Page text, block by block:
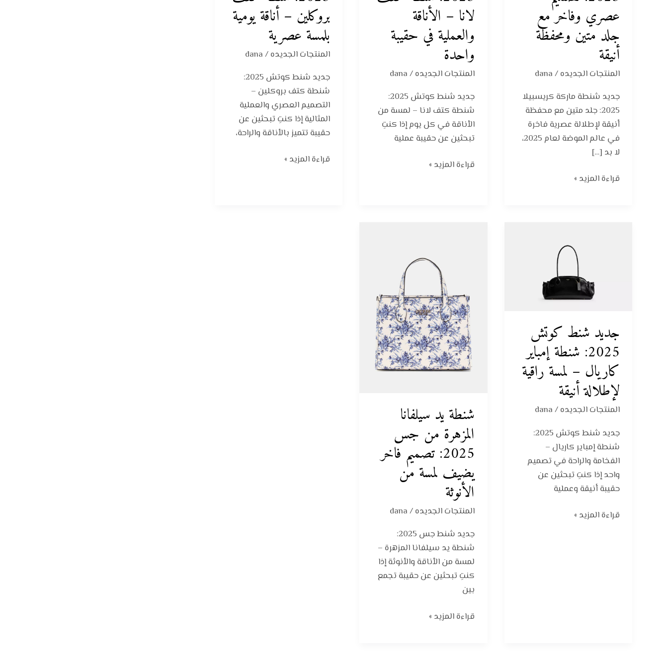
عصري وفاخر مع
جلد متين ومحفظة
أنيقة
المنتجات الجديده/
dana
جديد شنطة ماركة كريسبيلا
2025: جلد متين مع محفظة
أنيقة لإطلالة عصرية فاخرة
في عالم الموضة لعام 2025،
لا بد […]
عصري
وفاخر
جلد
متين
ومحفظة
قراءة المزيد »
لانا – الأناقة
والعملية في حقيبة
واحدة
المنتجات الجديده/
dana
جديد شنط كوتش 2025:
شنطة كتف لانا – لمسة من
الأناقة في كل يوم إذا كنتِ
تبحثين عن حقيبة عملية
شنطة
كتف
لانا
–
الأناقة
والعملية
حقيبة
واحدة
قراءة المزيد »
بروكلين – أناقة يومية
بلمسة عصرية
المنتجات الجديده/
dana
جديد شنط كوتش 2025:
شنطة كتف بروكلين –
التصميم العصري والعملية
المثالية إذا كنتِ تبحثين عن
حقيبة تتميز بالأناقة والراحة،
شنطة
كتف
بروكلين
–
أناقة
يومية
بلمسة
عصرية
قراءة المزيد »
جديد شنط كوتش
2025: شنطة إمباير
كاريال – لمسة راقية
لإطلالة أنيقة
المنتجات الجديده/
dana
جديد شنط كوتش 2025:
شنطة إمباير كاريال –
الفخامة والراحة في تصميم
واحد إذا كنتِ تبحثين عن
حقيبة أنيقة وعملية
لمسة
راقية
لإطلالة
أنيقة
قراءة المزيد »
شنطة يد سيلفانا
المزهرة من جس
2025: تصميم فاخر
يضيف لمسة من
الأنوثة
المنتجات الجديده/
dana
جديد شنط جس 2025:
شنطة يد سيلفانا المزهرة –
لمسة من الأناقة والأنوثة إذا
كنتِ تبحثين عن حقيبة تجمع
بين
جس
2025:
تصميم
فاخر
يضيف
لمسة
قراءة المزيد »